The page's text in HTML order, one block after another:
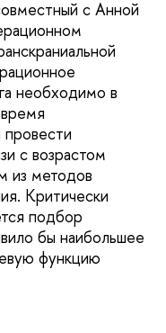
с Анной
необходимо в
с возрастом
из методов
Критически
подбор
бы наибольшее
функцию